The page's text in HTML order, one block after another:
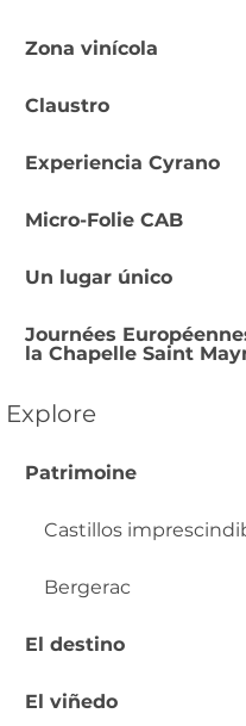
Zona vinícola
Claustro
Experiencia Cyrano
Micro-Folie CAB
Un lugar único
Journées
la Chapelle Saint
Explore
Patrimoine
Castillos
Bergerac
El destino
El viñedo
du
Chapelle
error
- France
03 11